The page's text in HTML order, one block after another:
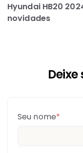
Hyundai HB20
novidades
Seu nome*